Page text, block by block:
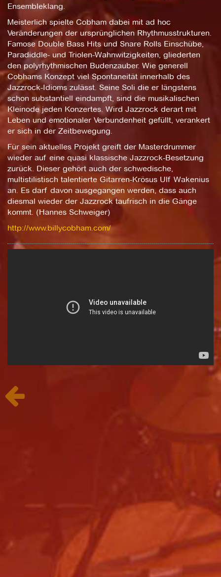
Ensembleklang.
Meisterlich spielte Cobham dabei mit ad hoc
Veränderungen der ursprünglichen Rhythmusstrukturen.
Famose Double Bass Hits und Snare Rolls Einschübe,
Paradiddle- und Triolen-Wahnwitzigkeiten, gliederten
den polyrhythmischen Budenzauber. Wie generell
Cobhams Konzept viel Spontaneität innerhalb des
Jazzrock-Idioms zulässt. Seine Soli die er längstens
schon substantiell eindampft, sind die musikalischen
Kleinode jeden Konzertes. Wird Jazzrock derart mit
Leben und emotionaler Verbundenheit gefüllt, verankert
er sich in der Zeitbewegung.
Für sein aktuelles Projekt greift der Masterdrummer
wieder auf eine quasi klassische Jazzrock-Besetzung
zurück. Dieser gehört auch der schwedische,
multistilistisch talentierte Gitarren-Krösus Ulf Wakenius
an. Es darf davon ausgegangen werden, dass auch
diesmal wieder der Jazzrock taufrisch in die Gänge
kommt. (Hannes Schweiger)
http://www.billycobham.com/